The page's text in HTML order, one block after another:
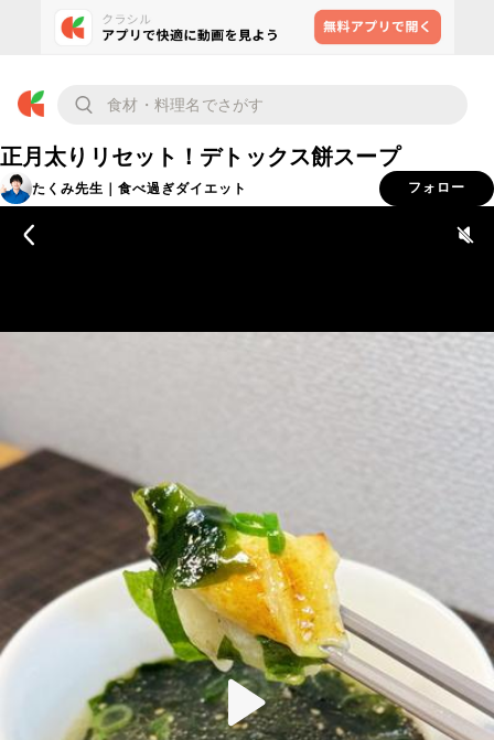
正月太りリセット！デトックス餅スープ
たくみ先生｜食べ過ぎダイエット フォロー